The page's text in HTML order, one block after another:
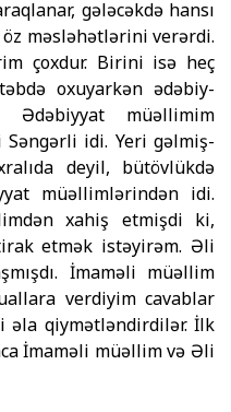
gələcəkdə hansı
məsləhətlərini ve­rər­di.
çoxdur. Birini isə heç
oxuyarkən ədə­biy­
Ədəbiy­yat müəllimim
Səngərli idi. Yeri gəlmiş­
deyil, bütövlükdə
müəllimlərindən idi.
xahiş etmişdi ki,
etmək istəyirəm. Əli
İmaməli müəllim
verdiyim cavablar
qiymətləndirdilər. İlk
İmaməli müəllim və Əli